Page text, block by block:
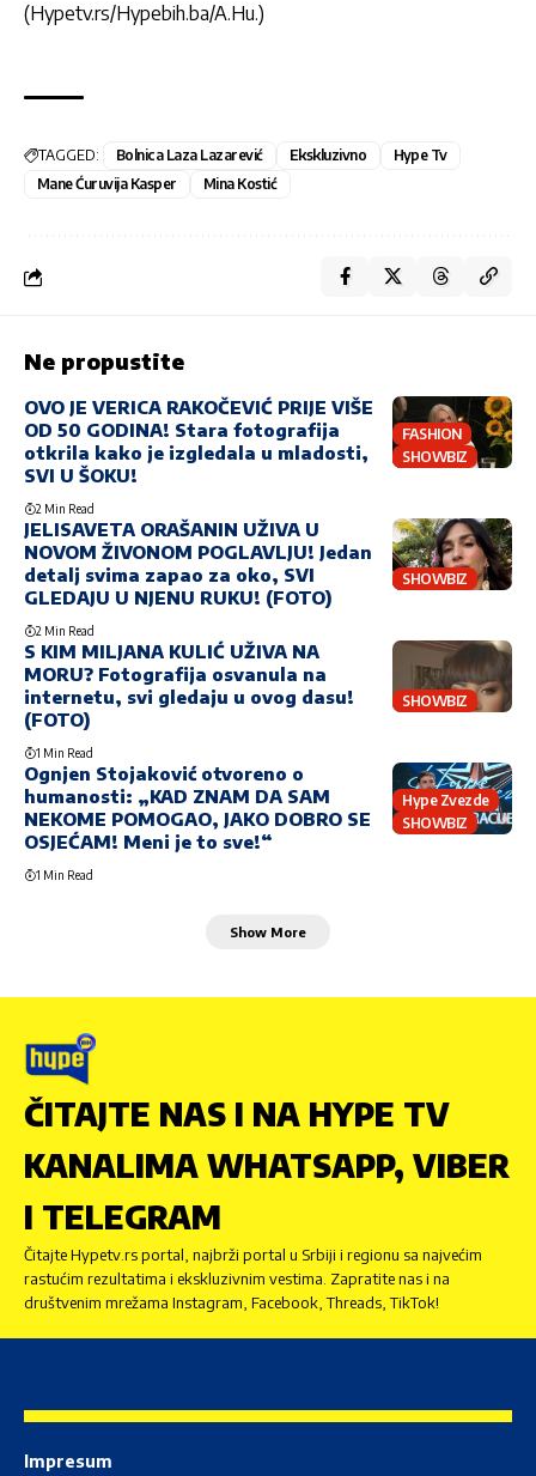
(Hypetv.rs/Hypebih.ba/A.Hu.)
TAGGED: Bolnica Laza Lazarević Ekskluzivno
Hype Tv
Mane Ćuruvija Kasper
Mina Kostić
Ne propustite
FASHION
SHOWBIZ
OVO JE VERICA RAKOČEVIĆ PRIJE VIŠE
OD 50 GODINA! Stara fotografija
otkrila kako je izgledala u mladosti,
SVI U ŠOKU!
2 Min Read
SHOWBIZ
JELISAVETA ORAŠANIN UŽIVA U
NOVOM ŽIVONOM POGLAVLJU! Jedan
detalj svima zapao za oko, SVI
GLEDAJU U NJENU RUKU! (FOTO)
2 Min Read
SHOWBIZ
S KIM MILJANA KULIĆ UŽIVA NA
MORU? Fotografija osvanula na
internetu, svi gledaju u ovog dasu!
(FOTO)
1 Min Read
Hype Zvezde
SHOWBIZ
Ognjen Stojaković otvoreno o
humanosti: „KAD ZNAM DA SAM
NEKOME POMOGAO, JAKO DOBRO SE
OSJEĆAM! Meni je to sve!“
1 Min Read
Show More
ČITAJTE NAS I NA HYPE TV
KANALIMA WHATSAPP, VIBER
I TELEGRAM
Čitajte Hypetv.rs portal, najbrži portal u Srbiji i regionu sa najvećim
rastućim rezultatima i ekskluzivnim vestima. Zapratite nas i na
društvenim mrežama Instagram, Facebook, Threads, TikTok!
Impresum